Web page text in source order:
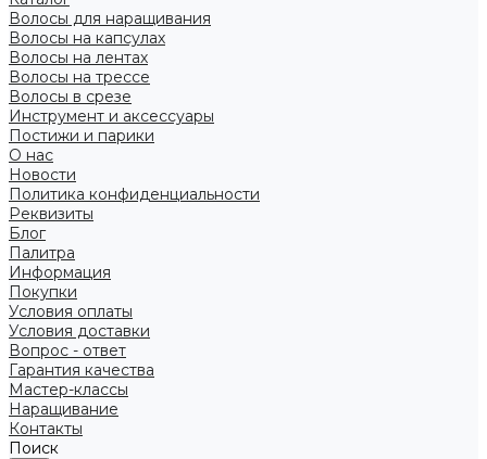
Волосы для наращивания
Волосы на капсулах
Волосы на лентах
Волосы на трессе
Волосы в срезе
Инструмент и аксессуары
Постижи и парики
О нас
Новости
Политика конфиденциальности
Реквизиты
Блог
Палитра
Информация
Покупки
Условия оплаты
Условия доставки
Вопрос - ответ
Гарантия качества
Мастер-классы
Наращивание
Контакты
Поиск